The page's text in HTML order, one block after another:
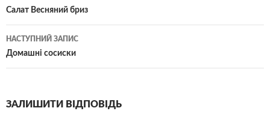
по
запису
Салат Весняний бриз
НАСТУПНИЙ ЗАПИС
Домашні сосиски
ЗАЛИШИТИ ВІДПОВІДЬ